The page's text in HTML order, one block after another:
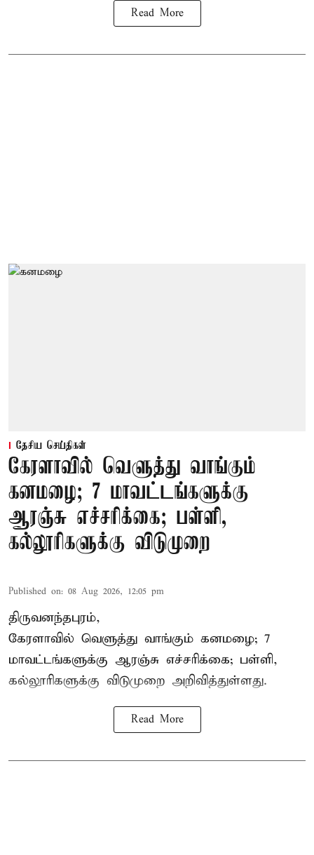
Read More
தேசிய செய்திகள்
கேரளாவில் வெளுத்து வாங்கும்
கனமழை; 7 மாவட்டங்களுக்கு
ஆரஞ்சு எச்சரிக்கை; பள்ளி,
கல்லூரிகளுக்கு விடுமுறை
Published on: 08 Aug 2026, 12:05 pm
திருவனந்தபுரம்,
கேரளாவில் வெளுத்து வாங்கும் கனமழை; 7
மாவட்டங்களுக்கு ஆரஞ்சு எச்சரிக்கை; பள்ளி,
கல்லூரிகளுக்கு விடுமுறை அறிவித்துள்ளது.
Read More